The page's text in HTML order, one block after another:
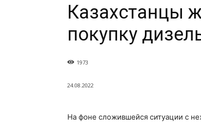
Казахстанцы
покупку
1973
24.08.2022
На фоне сложившейся ситуации с